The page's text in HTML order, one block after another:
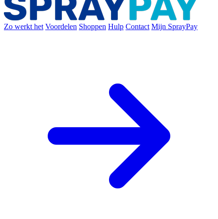
Zo werkt het Voordelen Shoppen Hulp Contact Mijn SprayPay